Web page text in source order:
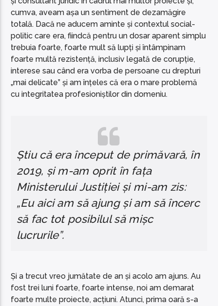
cumva, aveam așa un sentiment de dezamăgire
totală. Dacă ne aducem aminte și contextul social-
politic care era, fiindcă pentru un dosar aparent simplu
trebuia foarte, foarte mult să lupți și întâmpinam
foarte multă rezistență, inclusiv legată de corupție,
interese sau când era vorba de persoane cu drepturi
„mai delicate” și am înțeles că era o mare problemă
cu integritatea profesioniștilor din domeniu.
Știu că era început de primăvară, în
2019, și m-am oprit în fața
Ministerului Justiției și mi-am zis:
„Eu aici am să ajung și am să încerc
să fac tot posibilul să mișc
lucrurile”.
Și a trecut vreo jumătate de an și acolo am ajuns. Au
fost trei luni foarte, foarte intense, noi am demarat
foarte multe proiecte, acțiuni. Atunci, prima oară s-a